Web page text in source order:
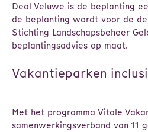
Deal Veluwe is de beplanting
de beplanting wordt voor de
Stichting Landschapsbeheer
beplantingsadvies op maat.
Vakantieparken
Met het programma Vitale
samenwerkingsverband van 11